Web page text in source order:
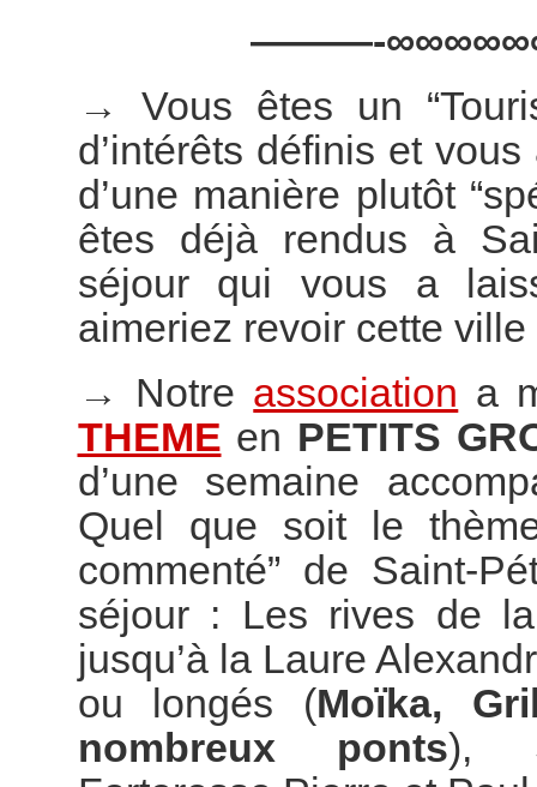
———-
→Vous êtes un
d’intérêts définis et
d’une manière plutôt
êtes déjà rendus à
séjour qui vous a
aimeriez revoir cette
→ Notre association a
THEME en PETITS
d’une semaine
Quel que soit le
commenté” de Saint-
séjour : Les rives de
jusqu’à la Laure
ou longés (Moïka,
nombreux ponts),